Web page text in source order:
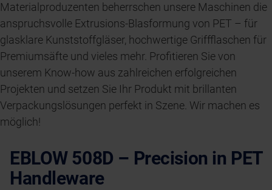
Materialproduzenten beherrschen unsere Maschinen die
anspruchsvolle Extrusions-Blasformung von PET – für
glasklare Kunststoffgläser, hochwertige Griffflaschen für
Premiumsäfte und vieles mehr. Profitieren Sie von
unserem Know-how aus zahlreichen erfolgreichen
Projekten und setzen Sie Ihr Produkt mit brillanten
Verpackungslösungen perfekt in Szene. Wir machen es
möglich!
EBLOW 508D – Precision in PET
Handleware